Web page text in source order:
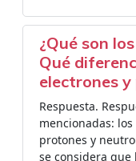
¿Qué son
Qué
electrones
Respuesta.
mencionadas:
protones y
se considera